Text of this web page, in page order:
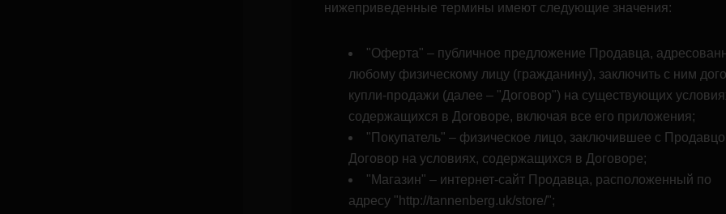
нижеприведенные термины имеют следующие значения:
"Оферта" – публичное предложение Продавца,
любому физическому лицу (гражданину), заключить с ним
купли-продажи (далее – "Договор") на существующих
содержащихся в Договоре, включая все его приложения;
"Покупатель" – физическое лицо, заключившее с
Договор на условиях, содержащихся в Договоре;
"Магазин" – интернет-сайт Продавца, расположенный по
адресу "http://tannenberg.uk/store/";